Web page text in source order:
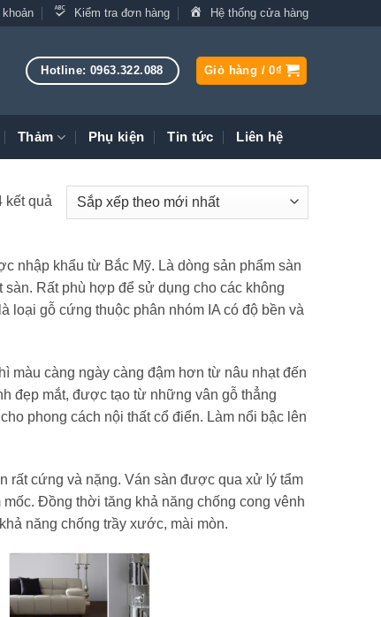
Kiểm tra đơn hàng Hệ thống cửa hàng
Hotline: 0963.322.088 Giỏ hàng /0₫
Thảm Phụ kiện Tin tức Liên hệ
kết quảĐã
sắp
theo
mới
nhất
nhập khẩu từ Bắc Mỹ. Là dòng sản phẩm sàn
Rất phù hợp để sử dụng cho các không
loại gỗ cứng thuộc phân nhóm IA có độ bền và
màu càng ngày càng đậm hơn từ nâu nhạt đến
đẹp mắt, được tạo từ những vân gỗ thẳng
phong cách nội thất cổ điển. Làm nổi bậc lên
rất cứng và nặng. Ván sàn được qua xử lý tẩm
Đồng thời tăng khả năng chống cong vênh
năng chống trầy xước, mài mòn.